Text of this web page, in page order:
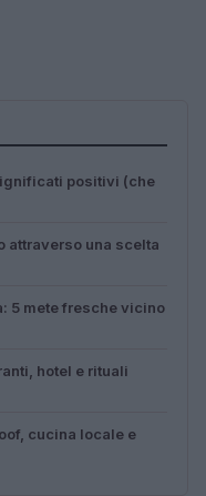
positivi (che
attraverso una scelta
5 mete fresche vicino
hotel e rituali
cucina locale e